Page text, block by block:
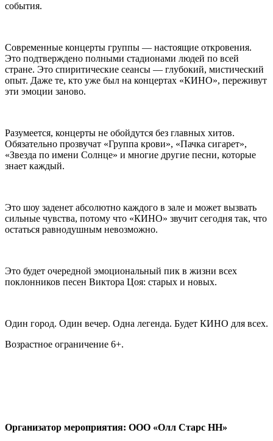
события.
Современные концерты группы — настоящие откровения.
Это подтверждено полными стадионами людей по всей
стране. Это спиритические сеансы — глубокий, мистический
опыт. Даже те, кто уже был на концертах «КИНО», переживут
эти эмоции заново.
Разумеется, концерты не обойдутся без главных хитов.
Обязательно прозвучат «Группа крови», «Пачка сигарет»,
«Звезда по имени Солнце» и многие другие песни, которые
знает каждый.
Это шоу заденет абсолютно каждого в зале и может вызвать
сильные чувства, потому что «КИНО» звучит сегодня так, что
остаться равнодушным невозможно.
Это будет очередной эмоциональный пик в жизни всех
поклонников песен Виктора Цоя: старых и новых.
Один город. Один вечер. Одна легенда. Будет КИНО для всех.
Возрастное ограничение 6+.
Организатор мероприятия: ООО «Олл Старс НН»